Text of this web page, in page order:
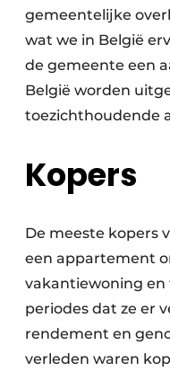
gemeentelijke
wat we in België
de gemeente een
België worden
toezichthoudende
Kopers
De meeste kopers
een appartement
vakantiewoning
periodes dat ze er
rendement en
verleden waren